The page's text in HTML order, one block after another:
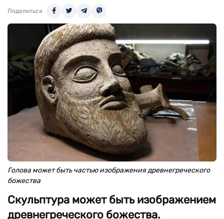
Поделиться
Голова может быть частью изображения древнегреческого
божества
Скульптура может быть изображением
древнегреческого божества.